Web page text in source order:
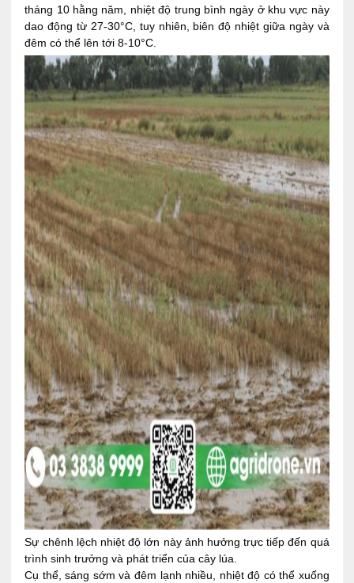
tháng 10 hằng năm, nhiệt độ trung bình ngày ở khu vực này
dao động từ 27-30°C, tuy nhiên, biên độ nhiệt giữa ngày và
đêm có thể lên tới 8-10°C.
Sự chênh lệch nhiệt độ lớn này ảnh hưởng trực tiếp đến quá
trình sinh trưởng và phát triển của cây lúa.
Cụ thể, sáng sớm và đêm lạnh nhiều, nhiệt độ có thể xuống